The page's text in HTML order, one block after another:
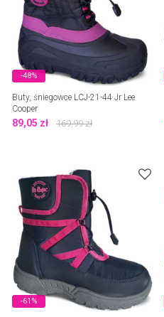
-48%
Buty, śniegowce LCJ-21-44 Jr Lee
Cooper
89,05 zł 169,99zł
-61%